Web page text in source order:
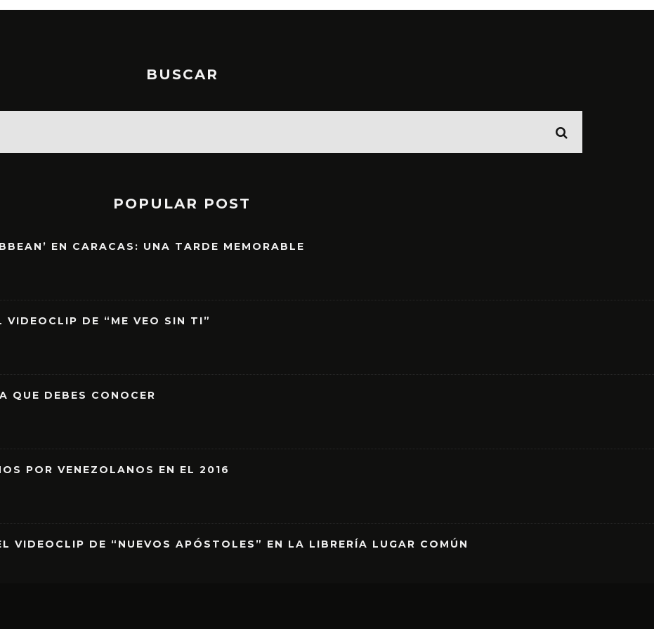
BUSCAR
POPULAR POST
EN CARACAS: UNA TARDE MEMORABLE
VIDEOCLIP DE “ME VEO SIN TI”
QUE DEBES CONOCER
POR VENEZOLANOS EN EL 2016
VIDEOCLIP DE “NUEVOS APÓSTOLES” EN LA LIBRERÍA LUGAR COMÚN